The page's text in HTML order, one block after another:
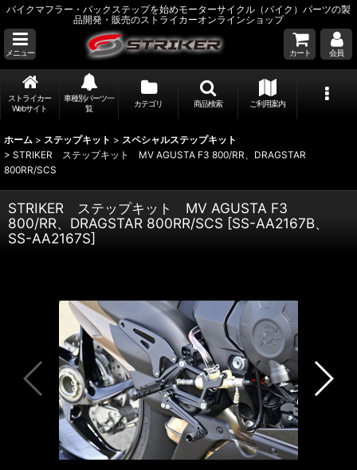
バイクマフラー・バックステップを始めモーターサイクル（バイク）パーツの製
品開発・販売のストライカーオンラインショップ
メニュー カート 会員
ストライカー
Webサイト
車種別パーツ一
覧
カテゴリ 商品検索 ご利用案内
ホーム > ステップキット > スペシャルステップキット
> STRIKER ステップキット MV AGUSTA F3 800/RR、DRAGSTAR
800RR/SCS
STRIKER ステップキット MV AGUSTA F3
800/RR、DRAGSTAR 800RR/SCS [SS-AA2167B、
SS-AA2167S]